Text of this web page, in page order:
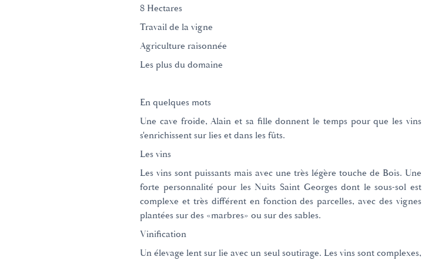
8 Hectares
Travail de la vigne
Agriculture raisonnée
Les plus du domaine
En quelques mots
Une cave froide, Alain et sa fille donnent le temps pour que les vins
s'enrichissent sur lies et dans les fûts.
Les vins
Les vins sont puissants mais avec une très légère touche de Bois. Une
forte personnalité pour les Nuits Saint Georges dont le sous-sol est
complexe et très différent en fonction des parcelles, avec des vignes
plantées sur des «marbres» ou sur des sables.
Vinification
Un élevage lent sur lie avec un seul soutirage. Les vins sont complexes,